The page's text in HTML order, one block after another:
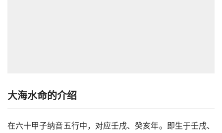
大海水命的介绍
在六十甲子纳音五行中，对应壬戌、癸亥年。即生于壬戌、